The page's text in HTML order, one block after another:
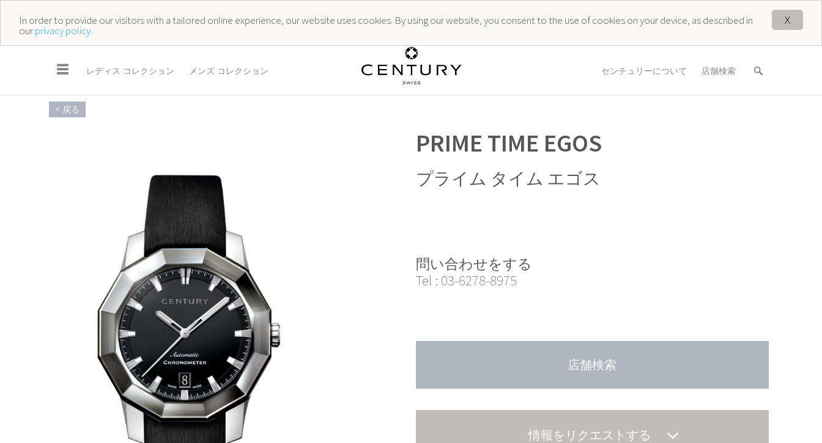
X
In order to provide our visitors with a tailored online experience, our website uses cookies. By using our website, you consent to the use of cookies on your device, as described in
ourprivacy policy.
☰ レディス コレクション メンズ コレクション センチュリーについて 店舗検索
< 戻る
PRIME TIME EGOS
プライム タイム エゴス
問い合わせをする
Tel : 03-6278-8975
店舗検索
情報をリクエストする